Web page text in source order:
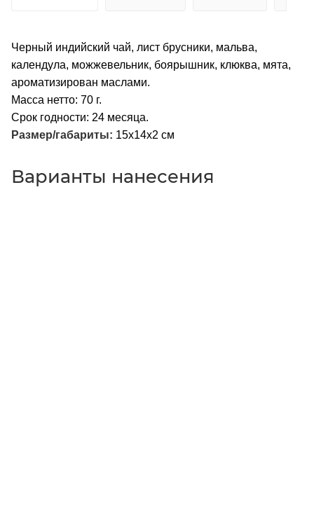
Черный индийский чай, лист брусники, мальва,
календула, можжевельник, боярышник, клюква, мята,
ароматизирован маслами.
Масса нетто: 70 г.
Срок годности: 24 месяца.
Размер/габариты: 15х14х2 см
Варианты нанесения